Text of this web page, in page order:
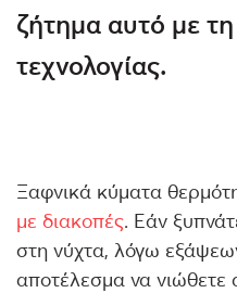
ζήτημα αυτό με
τεχνολογίας.
Ξαφνικά κύματα
με διακοπές. Εάν
στη νύχτα, λόγω
αποτέλεσμα να νιώθετε